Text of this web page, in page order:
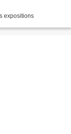
expositions